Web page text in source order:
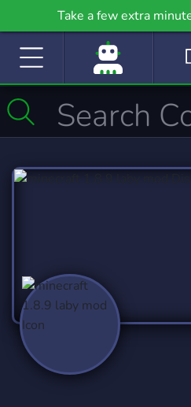
Take a few extra
community even further